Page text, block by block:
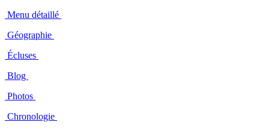
Menu détaillé
Géographie
Écluses
Blog
Photos
Chronologie